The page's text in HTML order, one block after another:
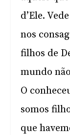
d’Ele.
nos
filhos de
mundo
O
somos
que